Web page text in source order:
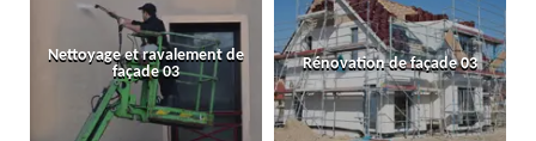
Nettoyage et ravalement de
façade 03
Rénovation de façade 03